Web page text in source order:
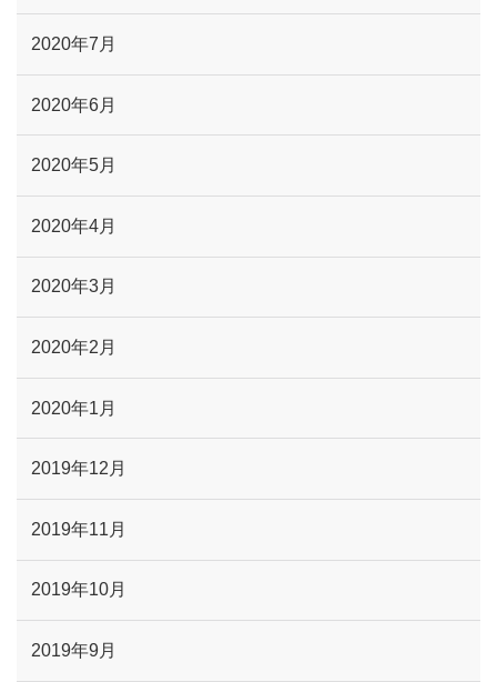
2020年7月
2020年6月
2020年5月
2020年4月
2020年3月
2020年2月
2020年1月
2019年12月
2019年11月
2019年10月
2019年9月